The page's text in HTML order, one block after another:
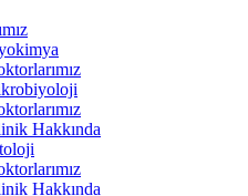
Hakkında
Hakkında